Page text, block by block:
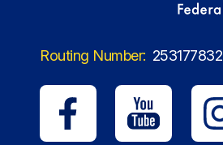
Routing Number: 253177832